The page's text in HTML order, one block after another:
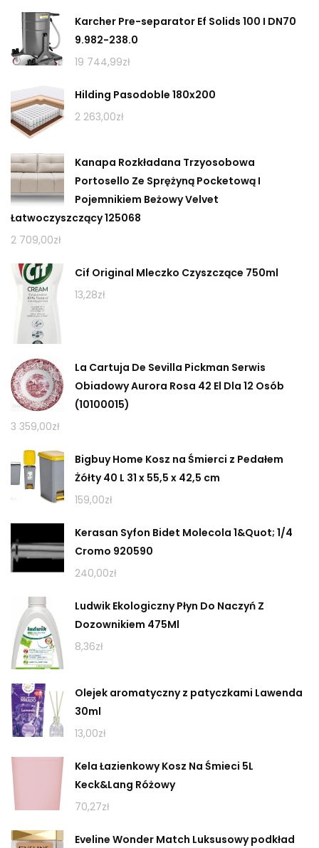
Karcher Pre-separator Ef Solids 100 I DN70
9.982-238.0
19 744,99zł
Hilding Pasodoble 180x200
2 263,00zł
Kanapa Rozkładana Trzyosobowa
Portosello Ze Sprężyną Pocketową I
Pojemnikiem Beżowy Velvet
Łatwoczyszczący 125068
2 709,00zł
Cif Original Mleczko Czyszczące 750ml
13,28zł
La Cartuja De Sevilla Pickman Serwis
Obiadowy Aurora Rosa 42 El Dla 12 Osób
(10100015)
3 359,00zł
Bigbuy Home Kosz na Śmierci z Pedałem
Żółty 40 L 31 x 55,5 x 42,5 cm
159,00zł
Kerasan Syfon Bidet Molecola 1&Quot; 1/4
Cromo 920590
240,00zł
Ludwik Ekologiczny Płyn Do Naczyń Z
Dozownikiem 475Ml
8,36zł
Olejek aromatyczny z patyczkami Lawenda
30ml
13,00zł
Kela Łazienkowy Kosz Na Śmieci 5L
Keck&Lang Różowy
70,27zł
Eveline Wonder Match Luksusowy podkład